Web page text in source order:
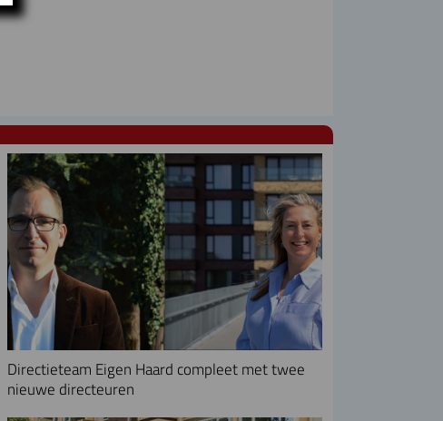
Directieteam Eigen Haard compleet met twee
nieuwe directeuren